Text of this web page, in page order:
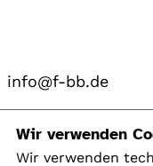
info@f-bb.de
Navigation
Wir verwenden
Wir verwenden